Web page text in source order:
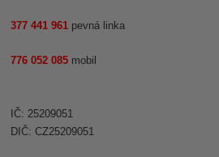
377 441 961 pevná linka
776 052 085 mobil
IČ: 25209051
DIČ: CZ25209051